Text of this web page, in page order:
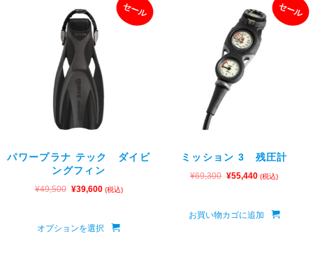
セール
パワープラナ テック ダイビ
ングフィン
¥49,500 ¥39,600 (税込)
オプションを選択
セール
ミッション 3 残圧計
¥69,300 ¥55,440 (税込)
お買い物カゴに追加